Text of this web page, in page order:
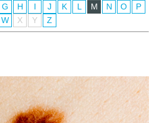
G H I J K L M N O
P
W X Y Z